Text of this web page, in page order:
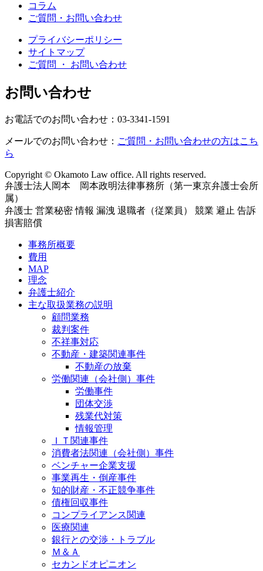
コラム
ご質問・お問い合わせ
プライバシーポリシー
サイトマップ
ご質問 ・ お問い合わせ
お問い合わせ
お電話でのお問い合わせ：03-3341-1591
メールでのお問い合わせ： ご質問・お問い合わせの方はこち
ら
Copyright © Okamoto Law office. All rights reserved.
弁護士法人岡本 岡本政明法律事務所（第一東京弁護士会所
属）
弁護士 営業秘密 情報 漏洩 退職者（従業員） 競業 避止 告訴
損害賠償
事務所概要
費用
MAP
理念
弁護士紹介
主な取扱業務の説明
顧問業務
裁判案件
不祥事対応
不動産・建築関連事件
不動産の放棄
労働関連（会社側）事件
労働事件
団体交渉
残業代対策
情報管理
ＩＴ関連事件
消費者法関連（会社側）事件
ベンチャー企業支援
事業再生・倒産事件
知的財産・不正競争事件
債権回収事件
コンプライアンス関連
医療関連
銀行との交渉・トラブル
Ｍ＆Ａ
セカンドオピニオン